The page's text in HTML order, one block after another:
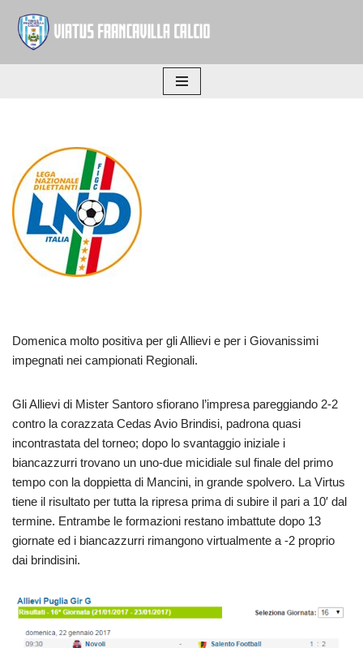
Vai
al
Domenica molto positiva per gli Allievi e per i Giovanissimi
impegnati nei campionati Regionali.
Gli Allievi di Mister Santoro sfiorano l’impresa pareggiando 2-2
contro la corazzata Cedas Avio Brindisi, padrona quasi
incontrastata del torneo; dopo lo svantaggio iniziale i
biancazzurri trovano un uno-due micidiale sul finale del primo
tempo con la doppietta di Mancini, in grande spolvero. La Virtus
tiene il risultato per tutta la ripresa prima di subire il pari a 10′ dal
termine. Entrambe le formazioni restano imbattute dopo 13
giornate ed i biancazzurri rimangono virtualmente a -2 proprio
dai brindisini.